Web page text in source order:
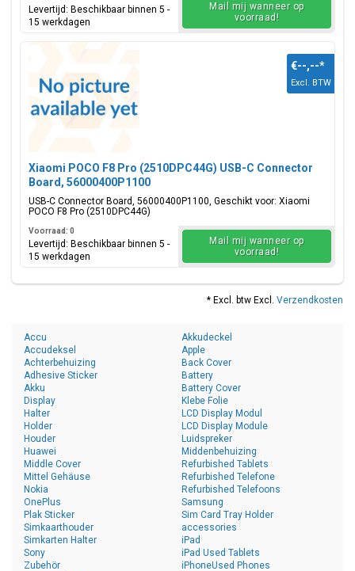
Levertijd: Beschikbaar binnen 5 -
15 werkdagen
Mail mij wanneer op
voorraad!
Xiaomi POCO F8 Pro (2510DPC44G) USB-C Connector
Board, 56000400P1100
USB-C Connector Board, 56000400P1100, Geschikt voor: Xiaomi
POCO F8 Pro (2510DPC44G)
€--,--*
Excl. BTW
Voorraad: 0
Levertijd: Beschikbaar binnen 5 -
15 werkdagen
Mail mij wanneer op
voorraad!
* Excl. btw Excl. Verzendkosten
Accu
Accudeksel
Achterbehuizing
Adhesive Sticker
Akku
Akkudeckel
Apple
Back Cover
Battery
Battery Cover
Display
Halter
Holder
Houder
Huawei
Klebe Folie
LCD Display Modul
LCD Display Module
Luidspreker
Middenbehuizing
Middle Cover
Mittel Gehäuse
Nokia
OnePlus
Plak Sticker
Refurbished Tablets
Refurbished Telefone
Refurbished Telefoons
Samsung
Sim Card Tray Holder
Simkaarthouder
Simkarten Halter
Sony
Zubehör
accessories
iPad
iPad Used Tablets
iPhoneUsed Phones